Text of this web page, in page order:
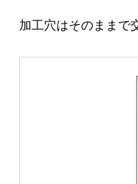
加工穴はそのままで